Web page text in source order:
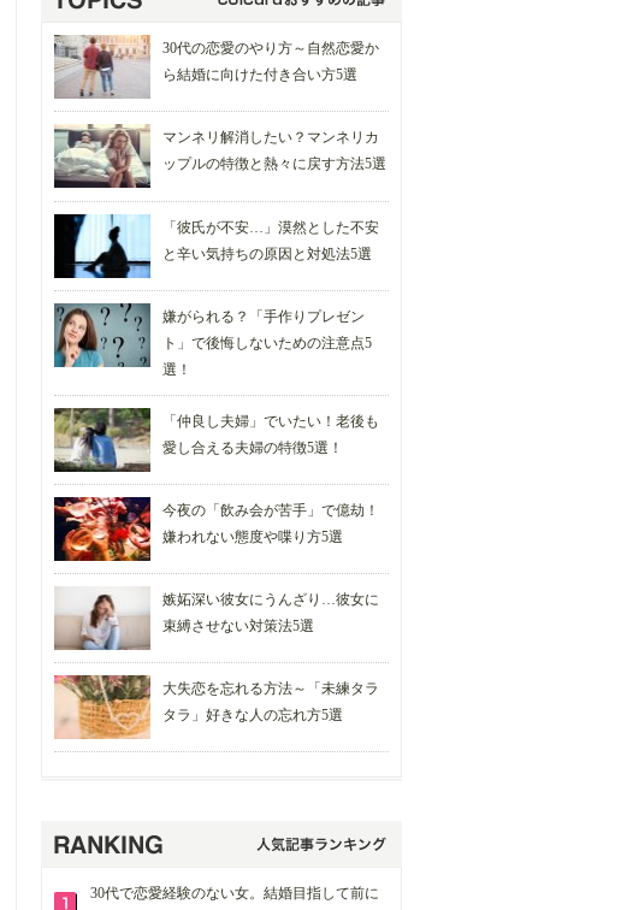
30代の恋愛のやり方～自然恋愛か
ら結婚に向けた付き合い方5選
マンネリ解消したい？マンネリカ
ップルの特徴と熱々に戻す方法5選
「彼氏が不安…」漠然とした不安
と辛い気持ちの原因と対処法5選
嫌がられる？「手作りプレゼン
ト」で後悔しないための注意点5
選！
「仲良し夫婦」でいたい！老後も
愛し合える夫婦の特徴5選！
今夜の「飲み会が苦手」で億劫！
嫌われない態度や喋り方5選
嫉妬深い彼女にうんざり…彼女に
束縛させない対策法5選
大失恋を忘れる方法～「未練タラ
タラ」好きな人の忘れ方5選
30代で恋愛経験のない女。結婚目指して前に